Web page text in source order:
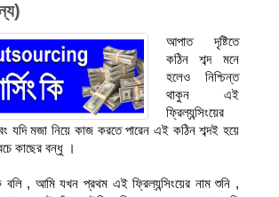
আপাত দৃষ্টিতে
কঠিন শব্দ মনে
হলেও নিশ্চিন্ত
থাকুন এই
ফ্রিল্যন্সিংয়ের
যদি মজা নিয়ে কাজ করতে পারেন এই কঠিন শব্দই হয়ে
কাছের বন্ধু ।
বলি , আমি যখন প্রথম এই ফ্রিল্যন্সিংয়ের নাম শুনি ,